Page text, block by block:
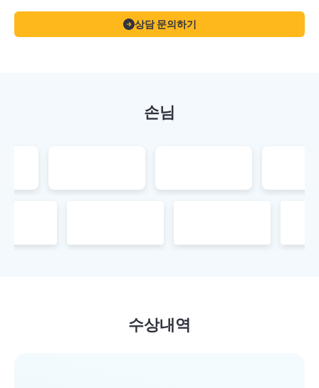
상담 문의하기
손님
수상내역